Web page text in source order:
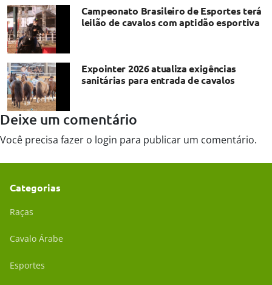
Campeonato Brasileiro de Esportes terá
leilão de cavalos com aptidão esportiva
Expointer 2026 atualiza exigências
sanitárias para entrada de cavalos
Deixe um comentário
Você precisa fazer o login para publicar um comentário.
Categorias
Raças
Cavalo Árabe
Esportes